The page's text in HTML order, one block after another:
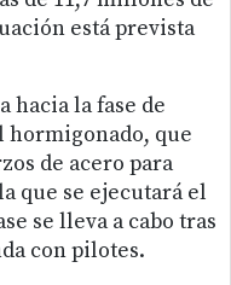
está prevista
hacia la fase de
hormigonado, que
de acero para
que se ejecutará el
se lleva a cabo tras
con pilotes.